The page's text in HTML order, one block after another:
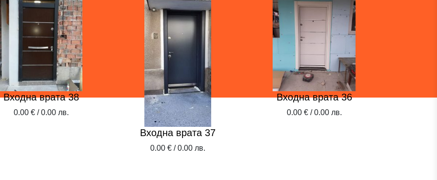
Входна врата 38
0.00 € / 0.00 лв.
Входна врата 37
0.00 € / 0.00 лв.
Входна врата 36
0.00 € / 0.00 лв.